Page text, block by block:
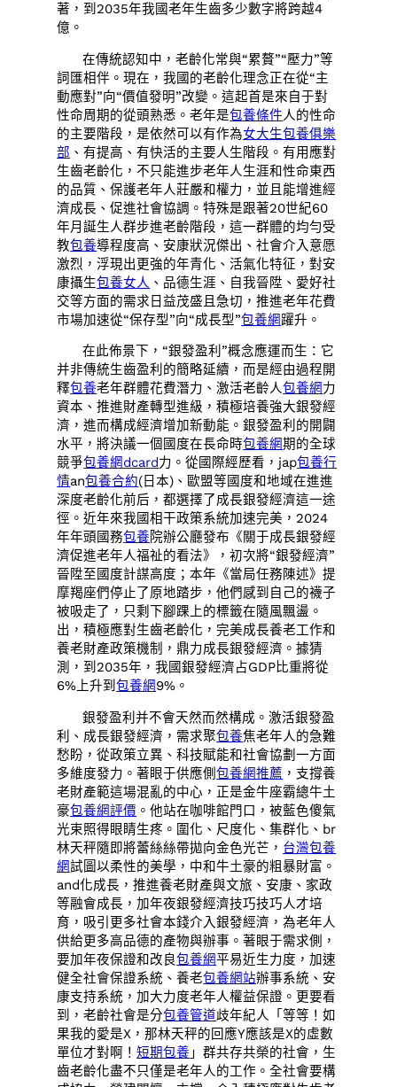
著，到2035年我國老年生齒多少數字將跨越4
億。
在傳統認知中，老齡化常與“累贅”“壓力”等
詞匯相伴。現在，我國的老齡化理念正在從“主
動應對”向“價值發明”改變。這起首是來自于對
性命周期的從頭熟悉。老年是包養條件人的性命
的主要階段，是依然可以有作為女大生包養俱樂
部 、有提高、有快活的主要人生階段。有用應對
生齒老齡化，不只能進步老年人生涯和性命東西
的品質、保護老年人莊嚴和權力，並且能增進經
濟成長、促進社會協調。特殊是跟著20世紀60
年月誕生人群步進老齡階段，這一群體的均勻受
教包養導程度高、安康狀況傑出、社會介入意愿
激烈，浮現出更強的年青化、活氣化特征，對安
康攝生包養女人 、品德生涯、自我晉陞、愛好社
交等方面的需求日益茂盛且急切，推進老年花費
市場加速從“保存型”向“成長型”包養網躍升。
在此佈景下，“銀發盈利”概念應運而生：它
并非傳統生齒盈利的簡略延續，而是經由過程開
釋包養老年群體花費潛力、激活老齡人包養網力
資本、推進財產轉型進級，積極培養強大銀發經
濟，進而構成經濟增加新動能。銀發盈利的開闢
水平，將決議一個國度在長命時包養網期的全球
競爭包養網dcard力。從國際經歷看，jap包養行
情an包養合約(日本)、歐盟等國度和地域在進進
深度老齡化前后，都選擇了成長銀發經濟這一途
徑。近年來我國相干政策系統加速完美，2024
年年頭國務包養院辦公廳發布《關于成長銀發經
濟促進老年人福祉的看法》，初次將“銀發經濟”
晉陞至國度計謀高度；本年《當局任務陳述》提
摩羯座們停止了原地踏步，他們感到自己的襪子
被吸走了，只剩下腳踝上的標籤在隨風飄盪。
出，積極應對生齒老齡化，完美成長養老工作和
養老財產政策機制，鼎力成長銀發經濟。據猜
測，到2035年，我國銀發經濟占GDP比重將從
6%上升到包養網9%。
銀發盈利并不會天然而然構成。激活銀發盈
利、成長銀發經濟，需求聚包養焦老年人的急難
愁盼，從政策立異、科技賦能和社會協劃一方面
多維度發力。著眼于供應側包養網推薦 ，支撐養
老財產範這場混亂的中心，正是金牛座霸總牛土
豪包養網評價 。他站在咖啡館門口，被藍色傻氣
光束照得眼睛生疼。圍化、尺度化、集群化、br
林天秤隨即將蕾絲絲帶拋向金色光芒， 台灣包養
網試圖以柔性的美學，中和牛土豪的粗暴財富。
and化成長，推進養老財產與文旅、安康、家政
等融會成長，加年夜銀發經濟技巧技巧人才培
育，吸引更多社會本錢介入銀發經濟，為老年人
供給更多高品德的產物與辦事。著眼于需求側，
要加年夜保證和改良包養網平易近生力度，加速
健全社會保證系統、養老包養網站辦事系統、安
康支持系統，加大力度老年人權益保證。更要看
到，老齡社會是分包養管道歧年紀人「等等！如
果我的愛是X，那林天秤的回應Y應該是X的虛數
單位才對啊！短期包養 」群共存共榮的社會，生
齒老齡化盡不只僅是老年人的工作。全社會要構